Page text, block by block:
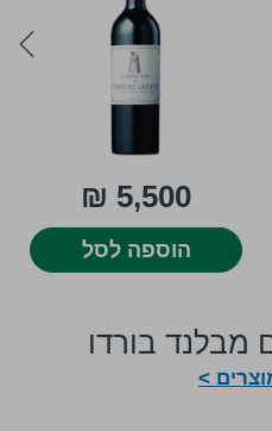
5,500 ₪
הוספה לסל
מבלנד בורדו
>